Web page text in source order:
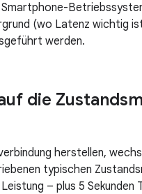
(wo Latenz wichtig
werden.
die
herstellen,
typischen
– plus 5 Sekunden